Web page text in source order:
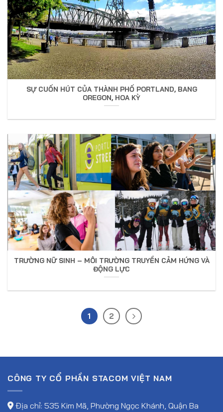
SỰ CUỐN HÚT CỦA THÀNH PHỐ PORTLAND, BANG
OREGON, HOA KỲ
TRƯỜNG NỮ SINH – MÔI TRƯỜNG TRUYỀN CẢM HỨNG VÀ
ĐỘNG LỰC
1 2
CÔNG TY CỔ PHẦN STACOM VIỆT NAM
Địa chỉ: 535 Kim Mã, Phường Ngọc Khánh, Quận Ba